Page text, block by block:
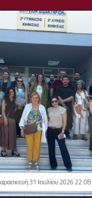
31 Ιουλίου 2026 22:08